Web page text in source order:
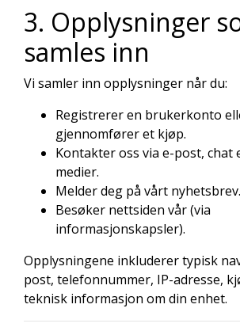
3. Opplysninger
samles inn
Vi samler inn opplysninger når du:
Registrerer en brukerkonto
gjennomfører et kjøp.
Kontakter oss via e-post, chat
medier.
Melder deg på vårt nyhetsbrev.
Besøker nettsiden vår (via
informasjonskapsler).
Opplysningene inkluderer typisk
post, telefonnummer, IP-adresse,
teknisk informasjon om din enhet.